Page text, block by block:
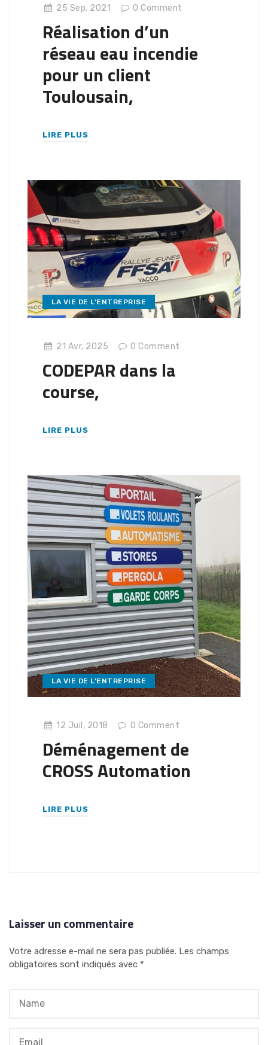
25 Sep, 2021 0 Comment
Réalisation d’un
réseau eau incendie
pour un client
Toulousain,
LIRE PLUS
LA VIE DE L'ENTREPRISE
21 Avr, 2025 0 Comment
CODEPAR dans la
course,
LIRE PLUS
LA VIE DE L'ENTREPRISE
12 Juil, 2018 0 Comment
Déménagement de
CROSS Automation
LIRE PLUS
Laisser un commentaire
Votre adresse e-mail ne sera pas publiée. Les champs
obligatoires sont indiqués avec *